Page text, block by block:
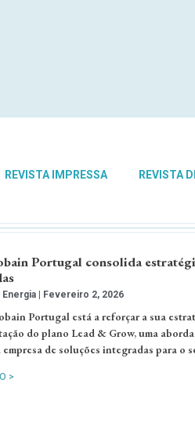
REVISTA IMPRESSA REVISTA
Portugal consolida
Fevereiro 2, 2026
Portugal está a reforçar a sua
do plano Lead & Grow, uma
empresa de soluções integradas para
>